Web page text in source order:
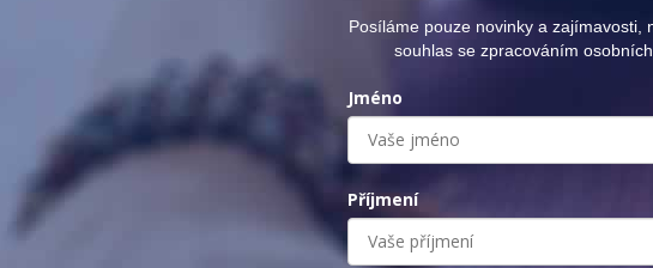
Posíláme pouze novinky a
souhlas se zpracováním
Jméno
Příjmení